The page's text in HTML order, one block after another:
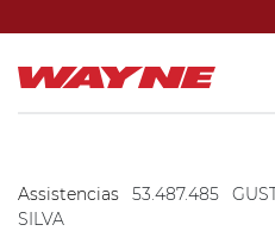
Assistencias
53.487.485
SILVA